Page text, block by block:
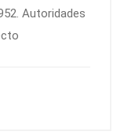
Autoridades